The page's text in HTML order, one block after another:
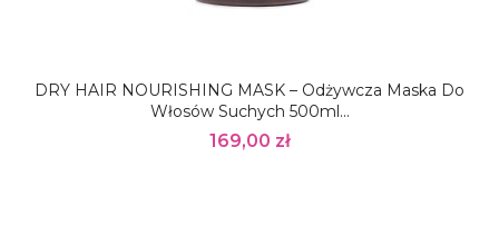
DRY HAIR NOURISHING MASK – Odżywcza Maska Do
Włosów Suchych 500ml...
169,00 zł